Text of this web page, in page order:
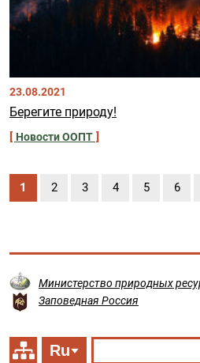
23.08.2021
Берегите природу!
Новости ООПТ
Нумерация страниц
Текущая страница
1 Страница
2 Страница
3 Страница
4 Страница
5 6
Министерство природных
Заповедная Россия
Ru